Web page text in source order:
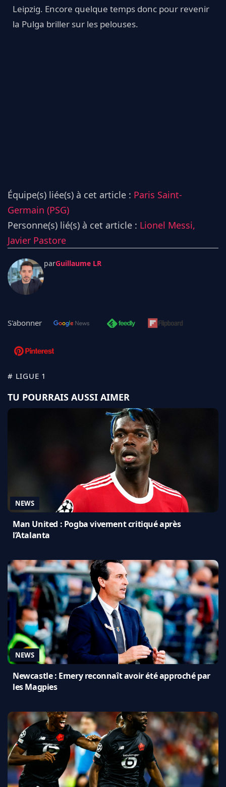
Leipzig. Encore quelque temps donc pour revenir
la Pulga briller sur les pelouses.
Équipe(s) liée(s) à cet article : Paris Saint-
Germain (PSG)
Personne(s) lié(s) à cet article : Lionel Messi,
Javier Pastore
parGuillaume LR
S'abonner
# LIGUE 1
TU POURRAIS AUSSI AIMER
NEWS
Man United : Pogba vivement critiqué après
l’Atalanta
NEWS
Newcastle : Emery reconnaît avoir été approché par
les Magpies